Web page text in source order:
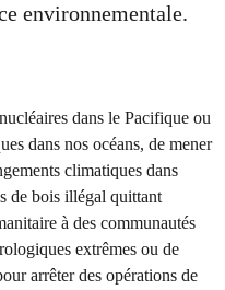
environnementale.
dans le Pacifique ou
dans nos océans, de mener
climatiques dans
de bois illégal quittant
à des communautés
extrêmes ou de
arrêter des opérations de